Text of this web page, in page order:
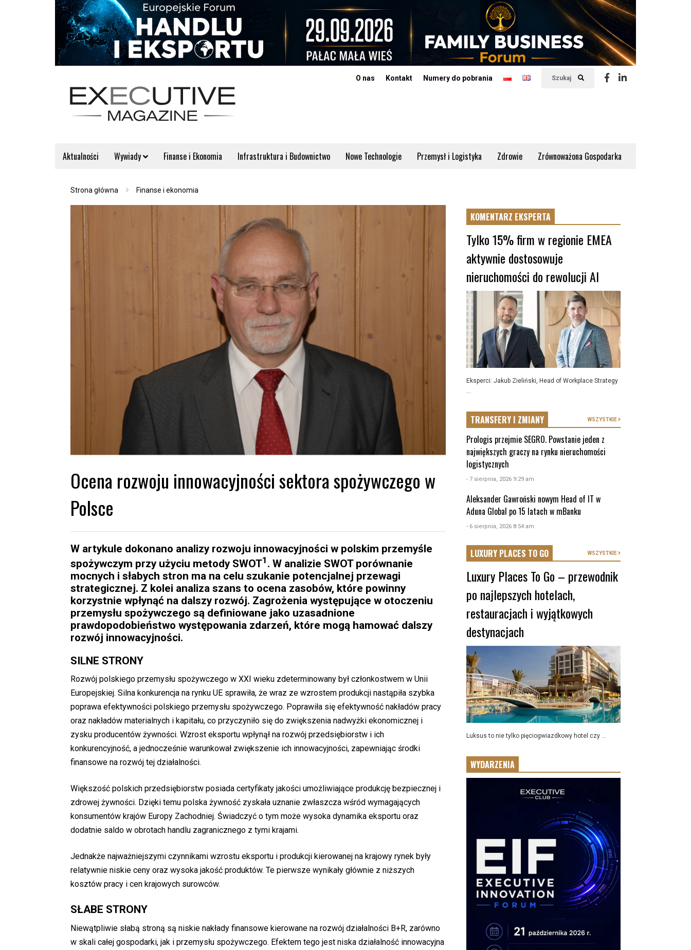
Szukaj
O nas Kontakt Numery do pobrania
Aktualności Wywiady Finanse i Ekonomia Infrastruktura i Budownictwo Nowe Technologie Przemysł i Logistyka Zdrowie Zrównoważona Gospodarka
Strona główna Finanse i ekonomia
Ocena rozwoju innowacyjności sektora spożywczego w
Polsce
W artykule dokonano analizy rozwoju innowacyjności w polskim przemyśle
spożywczym przy użyciu metody SWOT1 . W analizie SWOT porównanie
mocnych i słabych stron ma na celu szukanie potencjalnej przewagi
strategicznej. Z kolei analiza szans to ocena zasobów, które powinny
korzystnie wpłynąć na dalszy rozwój. Zagrożenia występujące w otoczeniu
przemysłu spożywczego są definiowane jako uzasadnione
prawdopodobieństwo występowania zdarzeń, które mogą hamować dalszy
rozwój innowacyjności.
SILNE STRONY
Rozwój polskiego przemysłu spożywczego w XXI wieku zdeterminowany był członkostwem w Unii
Europejskiej. Silna konkurencja na rynku UE sprawiła, że wraz ze wzrostem produkcji nastąpiła szybka
poprawa efektywności polskiego przemysłu spożywczego. Poprawiła się efektywność nakładów pracy
oraz nakładów materialnych i kapitału, co przyczyniło się do zwiększenia nadwyżki ekonomicznej i
zysku producentów żywności. Wzrost eksportu wpłynął na rozwój przedsiębiorstw i ich
konkurencyjność, a jednocześnie warunkował zwiększenie ich innowacyjności, zapewniając środki
finansowe na rozwój tej działalności.
Większość polskich przedsiębiorstw posiada certyfikaty jakości umożliwiające produkcję bezpiecznej i
zdrowej żywności. Dzięki temu polska żywność zyskała uznanie zwłaszcza wśród wymagających
konsumentów krajów Europy Zachodniej. Świadczyć o tym może wysoka dynamika eksportu oraz
dodatnie saldo w obrotach handlu zagranicznego z tymi krajami.
Jednakże najważniejszymi czynnikami wzrostu eksportu i produkcji kierowanej na krajowy rynek były
relatywnie niskie ceny oraz wysoka jakość produktów. Te pierwsze wynikały głównie z niższych
kosztów pracy i cen krajowych surowców.
SŁABE STRONY
Niewątpliwie słabą stroną są niskie nakłady finansowe kierowane na rozwój działalności B+R, zarówno
w skali całej gospodarki, jak i przemysłu spożywczego. Efektem tego jest niska działalność innowacyjna
KOMENTARZ EKSPERTA
Tylko 15% firm w regionie EMEA
aktywnie dostosowuje
nieruchomości do rewolucji AI
Eksperci: Jakub Zieliński, Head of Workplace Strategy
...
TRANSFERY I ZMIANY WSZYSTKIE
Prologis przejmie SEGRO. Powstanie jeden z
największych graczy na rynku nieruchomości
logistycznych
- 7 sierpnia, 2026 9:29 am
Aleksander Gawroński nowym Head of IT w
Aduna Global po 15 latach w mBanku
- 6 sierpnia, 2026 8:54 am
LUXURY PLACES TO GO WSZYSTKIE
Luxury Places To Go – przewodnik
po najlepszych hotelach,
restauracjach i wyjątkowych
destynacjach
Luksus to nie tylko pięciogwiazdkowy hotel czy ...
WYDARZENIA